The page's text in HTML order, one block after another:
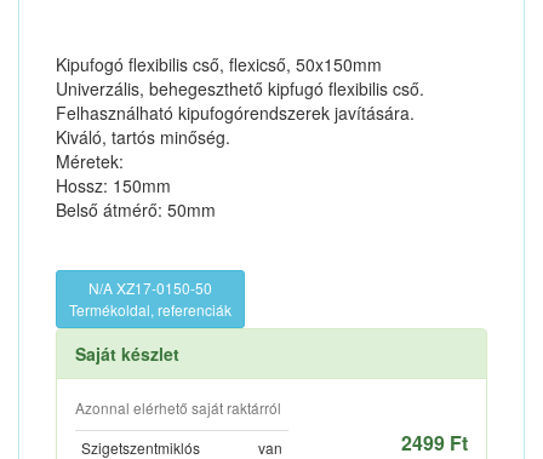
Kipufogó flexibilis cső, flexicső, 50x150mm
Univerzális, behegeszthető kipfugó flexibilis cső.
Felhasználható kipufogórendszerek javítására.
Kiváló, tartós minőség.
Méretek:
Hossz: 150mm
Belső átmérő: 50mm
N/A XZ17-0150-50
Termékoldal, referenciák
Saját készlet
Azonnal elérhető saját raktárról
Szigetszentmiklós
van
2499 Ft